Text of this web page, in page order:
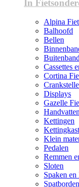
In
Alpina
Balhoofd
Bellen
Cassettes
Cortina
Displays
Gazelle
Handvatten
Kettingen
Klein
Pedalen
Remmen
Sloten
Spaken
Spatborden